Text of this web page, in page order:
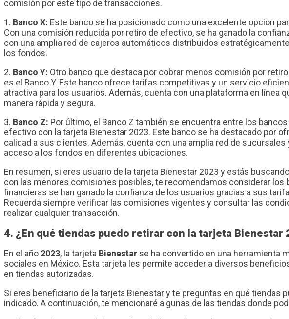
comisión por este tipo de transacciones.
1. Banco X: Este banco se ha posicionado como una excelente opción
Con una comisión reducida por retiro de efectivo, se ha ganado la
con una amplia red de cajeros automáticos distribuidos
los fondos.
2. Banco Y: Otro banco que destaca por cobrar menos comisión por
es el Banco Y. Este banco ofrece tarifas competitivas y un servicio
atractiva para los usuarios. Además, cuenta con una plataforma en línea
manera rápida y segura.
3. Banco Z: Por último, el Banco Z también se encuentra entre los
efectivo con la tarjeta Bienestar 2023. Este banco se ha destacado por
calidad a sus clientes. Además, cuenta con una amplia red de
acceso a los fondos en diferentes ubicaciones.
En resumen, si eres usuario de la tarjeta Bienestar 2023 y estás
con las menores comisiones posibles, te recomendamos considerar los
financieras se han ganado la confianza de los usuarios gracias a sus
Recuerda siempre verificar las comisiones vigentes y consultar las
realizar cualquier transacción.
4. ¿En qué tiendas puedo retirar con la tarjeta Bienestar
En el año 2023, la tarjeta Bienestar se ha convertido en una herramienta
sociales en México. Esta tarjeta les permite acceder a diversos
en tiendas autorizadas.
Si eres beneficiario de la tarjeta Bienestar y te preguntas en qué tiendas
indicado. A continuación, te mencionaré algunas de las tiendas donde